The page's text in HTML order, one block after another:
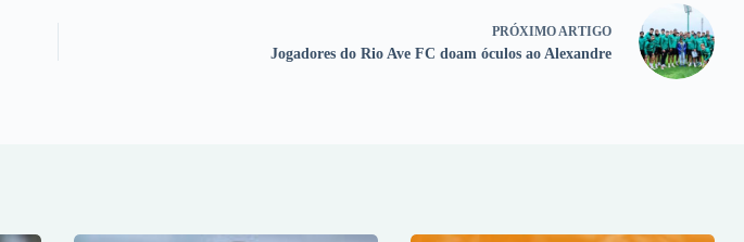
PRÓXIMO ARTIGO
Jogadores do Rio Ave FC doam óculos ao Alexandre